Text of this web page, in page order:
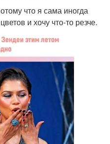
что я сама иногда
и хочу что-то резче.